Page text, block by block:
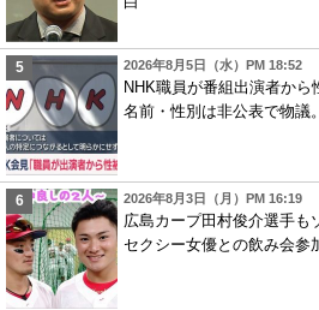
2026年8月5日（水）PM 18:52
NHK職員が番組出演者か
名前・性別は非公表で物議
2026年8月3日（月）PM 16:19
広島カープ田村俊介選手も
セクシー女優との飲み会参